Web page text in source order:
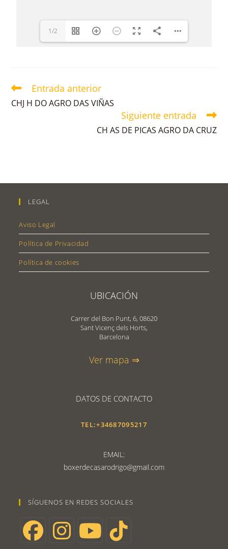
1/2
Entrada anterior
CHJ H DO AGRO DAS VIÑAS
Siguiente entrada
CH AS DE PICAS AGRO DA CRUZ
LEGAL
Aviso Legal
Política de Privacidad
Política de cookies
UBICACIÓN
Carrer del Bon Punt, 6, 08620
Sant Vicenç dels Horts,
Barcelona
Ver mapa ⇒
DATOS DE CONTACTO
TEL:+34687095217
EMAIL:
boxerdecasarodrigo@gmail.com
SÍGUENOS EN REDES SOCIALES